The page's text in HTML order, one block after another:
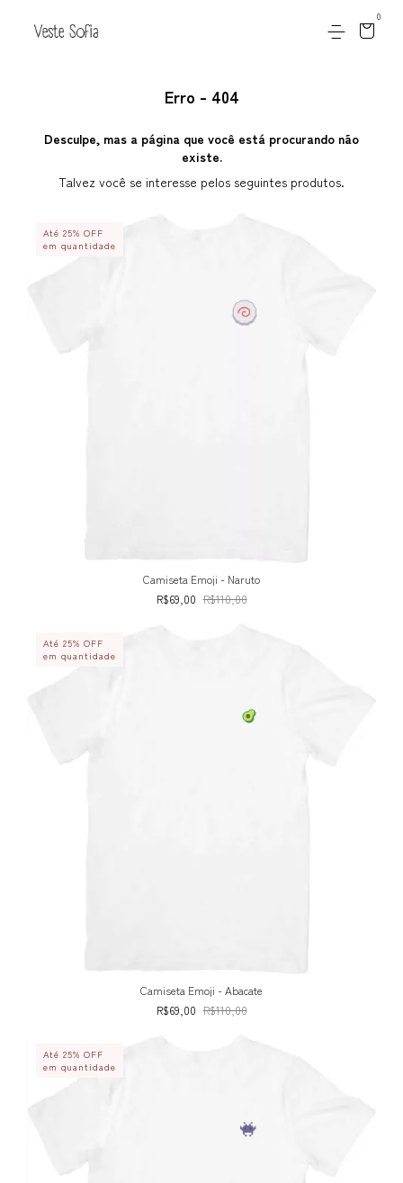
0
Erro - 404
Desculpe, mas a página que você está procurando não
existe.
Talvez você se interesse pelos seguintes produtos.
Até 25% OFF
em quantidade
Camiseta Emoji - Naruto
R$69,00 R$110,00
Até 25% OFF
em quantidade
Camiseta Emoji - Abacate
R$69,00 R$110,00
Até 25% OFF
em quantidade